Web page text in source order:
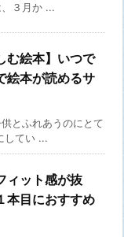
３月か ...
む絵本】いつで
絵本が読めるサ
とふれあうのにとて
してい ...
ィット感が抜
本目におすすめ